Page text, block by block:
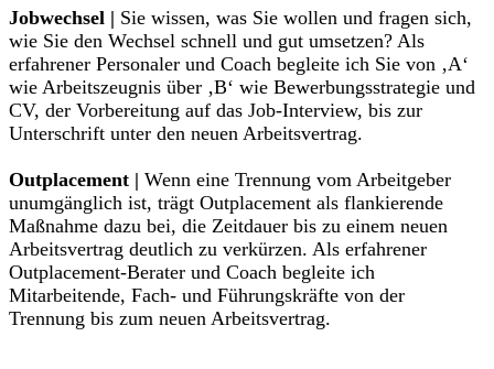
Jobwechsel | Sie wissen, was Sie wollen und fragen sich,
wie Sie den Wechsel schnell und gut umsetzen? Als
erfahrener Personaler und Coach begleite ich Sie von ‚A‘
wie Arbeitszeugnis über ‚B‘ wie Bewerbungsstrategie und
CV, der Vorbereitung auf das Job-Interview, bis zur
Unterschrift unter den neuen Arbeitsvertrag.
Outplacement | Wenn eine Trennung vom Arbeitgeber
unumgänglich ist, trägt Outplacement als flankierende
Maßnahme dazu bei, die Zeitdauer bis zu einem neuen
Arbeitsvertrag deutlich zu verkürzen. Als erfahrener
Outplacement-Berater und Coach begleite ich
Mitarbeitende, Fach- und Führungskräfte von der
Trennung bis zum neuen Arbeitsvertrag.